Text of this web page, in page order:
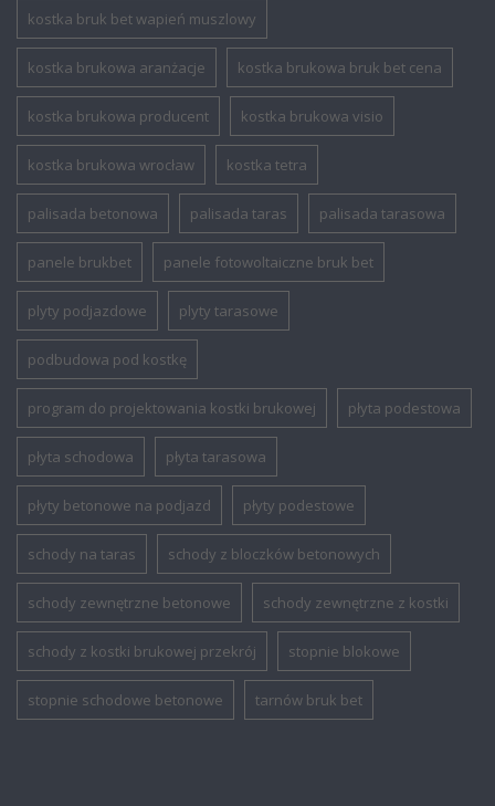
kostka bruk bet wapień muszlowy
kostka brukowa aranżacje kostka brukowa bruk bet cena
kostka brukowa producent kostka brukowa visio
kostka brukowa wrocław kostka tetra
palisada betonowa palisada taras palisada tarasowa
panele brukbet panele fotowoltaiczne bruk bet
plyty podjazdowe plyty tarasowe
podbudowa pod kostkę
program do projektowania kostki brukowej płyta podestowa
płyta schodowa płyta tarasowa
płyty betonowe na podjazd płyty podestowe
schody na taras schody z bloczków betonowych
schody zewnętrzne betonowe schody zewnętrzne z kostki
schody z kostki brukowej przekrój stopnie blokowe
stopnie schodowe betonowe tarnów bruk bet